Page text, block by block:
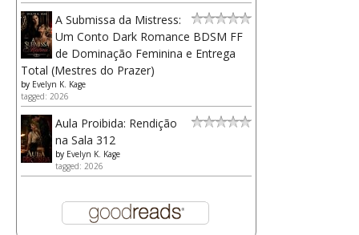
A Submissa da Mistress:
Um Conto Dark Romance BDSM FF
de Dominação Feminina e Entrega
Total (Mestres do Prazer)
by Evelyn K. Kage
tagged: 2026
Aula Proibida: Rendição
na Sala 312
by Evelyn K. Kage
tagged: 2026